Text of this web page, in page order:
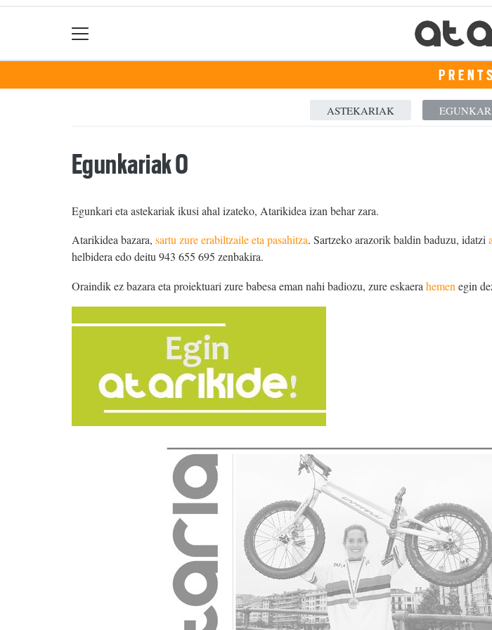
ASTEKARIAK
Egunkariak 0
Egunkari eta astekariak ikusi ahal izateko, Atarikidea izan behar zara.
Atarikidea bazara, sartu zure erabiltzaile eta pasahitza. Sartzeko arazorik baldin baduzu, idatzi
helbidera edo deitu 943 655 695 zenbakira.
Oraindik ez bazara eta proiektuari zure babesa eman nahi badiozu, zure eskaera hemen egin